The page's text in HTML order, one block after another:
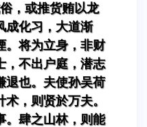
，或推货贿以龙
成化习，大道渐
。将为立身，非财
，不出户庭，潜志
退也。夫使孙吴荷
，则贤於万夫。
。肆之山林，则能